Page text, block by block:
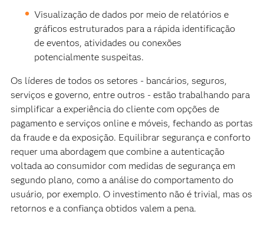
Visualização de dados por meio de relatórios e
gráficos estruturados para a rápida identificação
de eventos, atividades ou conexões
potencialmente suspeitas.
Os líderes de todos os setores - bancários, seguros,
serviços e governo, entre outros - estão trabalhando para
simplificar a experiência do cliente com opções de
pagamento e serviços online e móveis, fechando as portas
da fraude e da exposição. Equilibrar segurança e conforto
requer uma abordagem que combine a autenticação
voltada ao consumidor com medidas de segurança em
segundo plano, como a análise do comportamento do
usuário, por exemplo. O investimento não é trivial, mas os
retornos e a confiança obtidos valem a pena.